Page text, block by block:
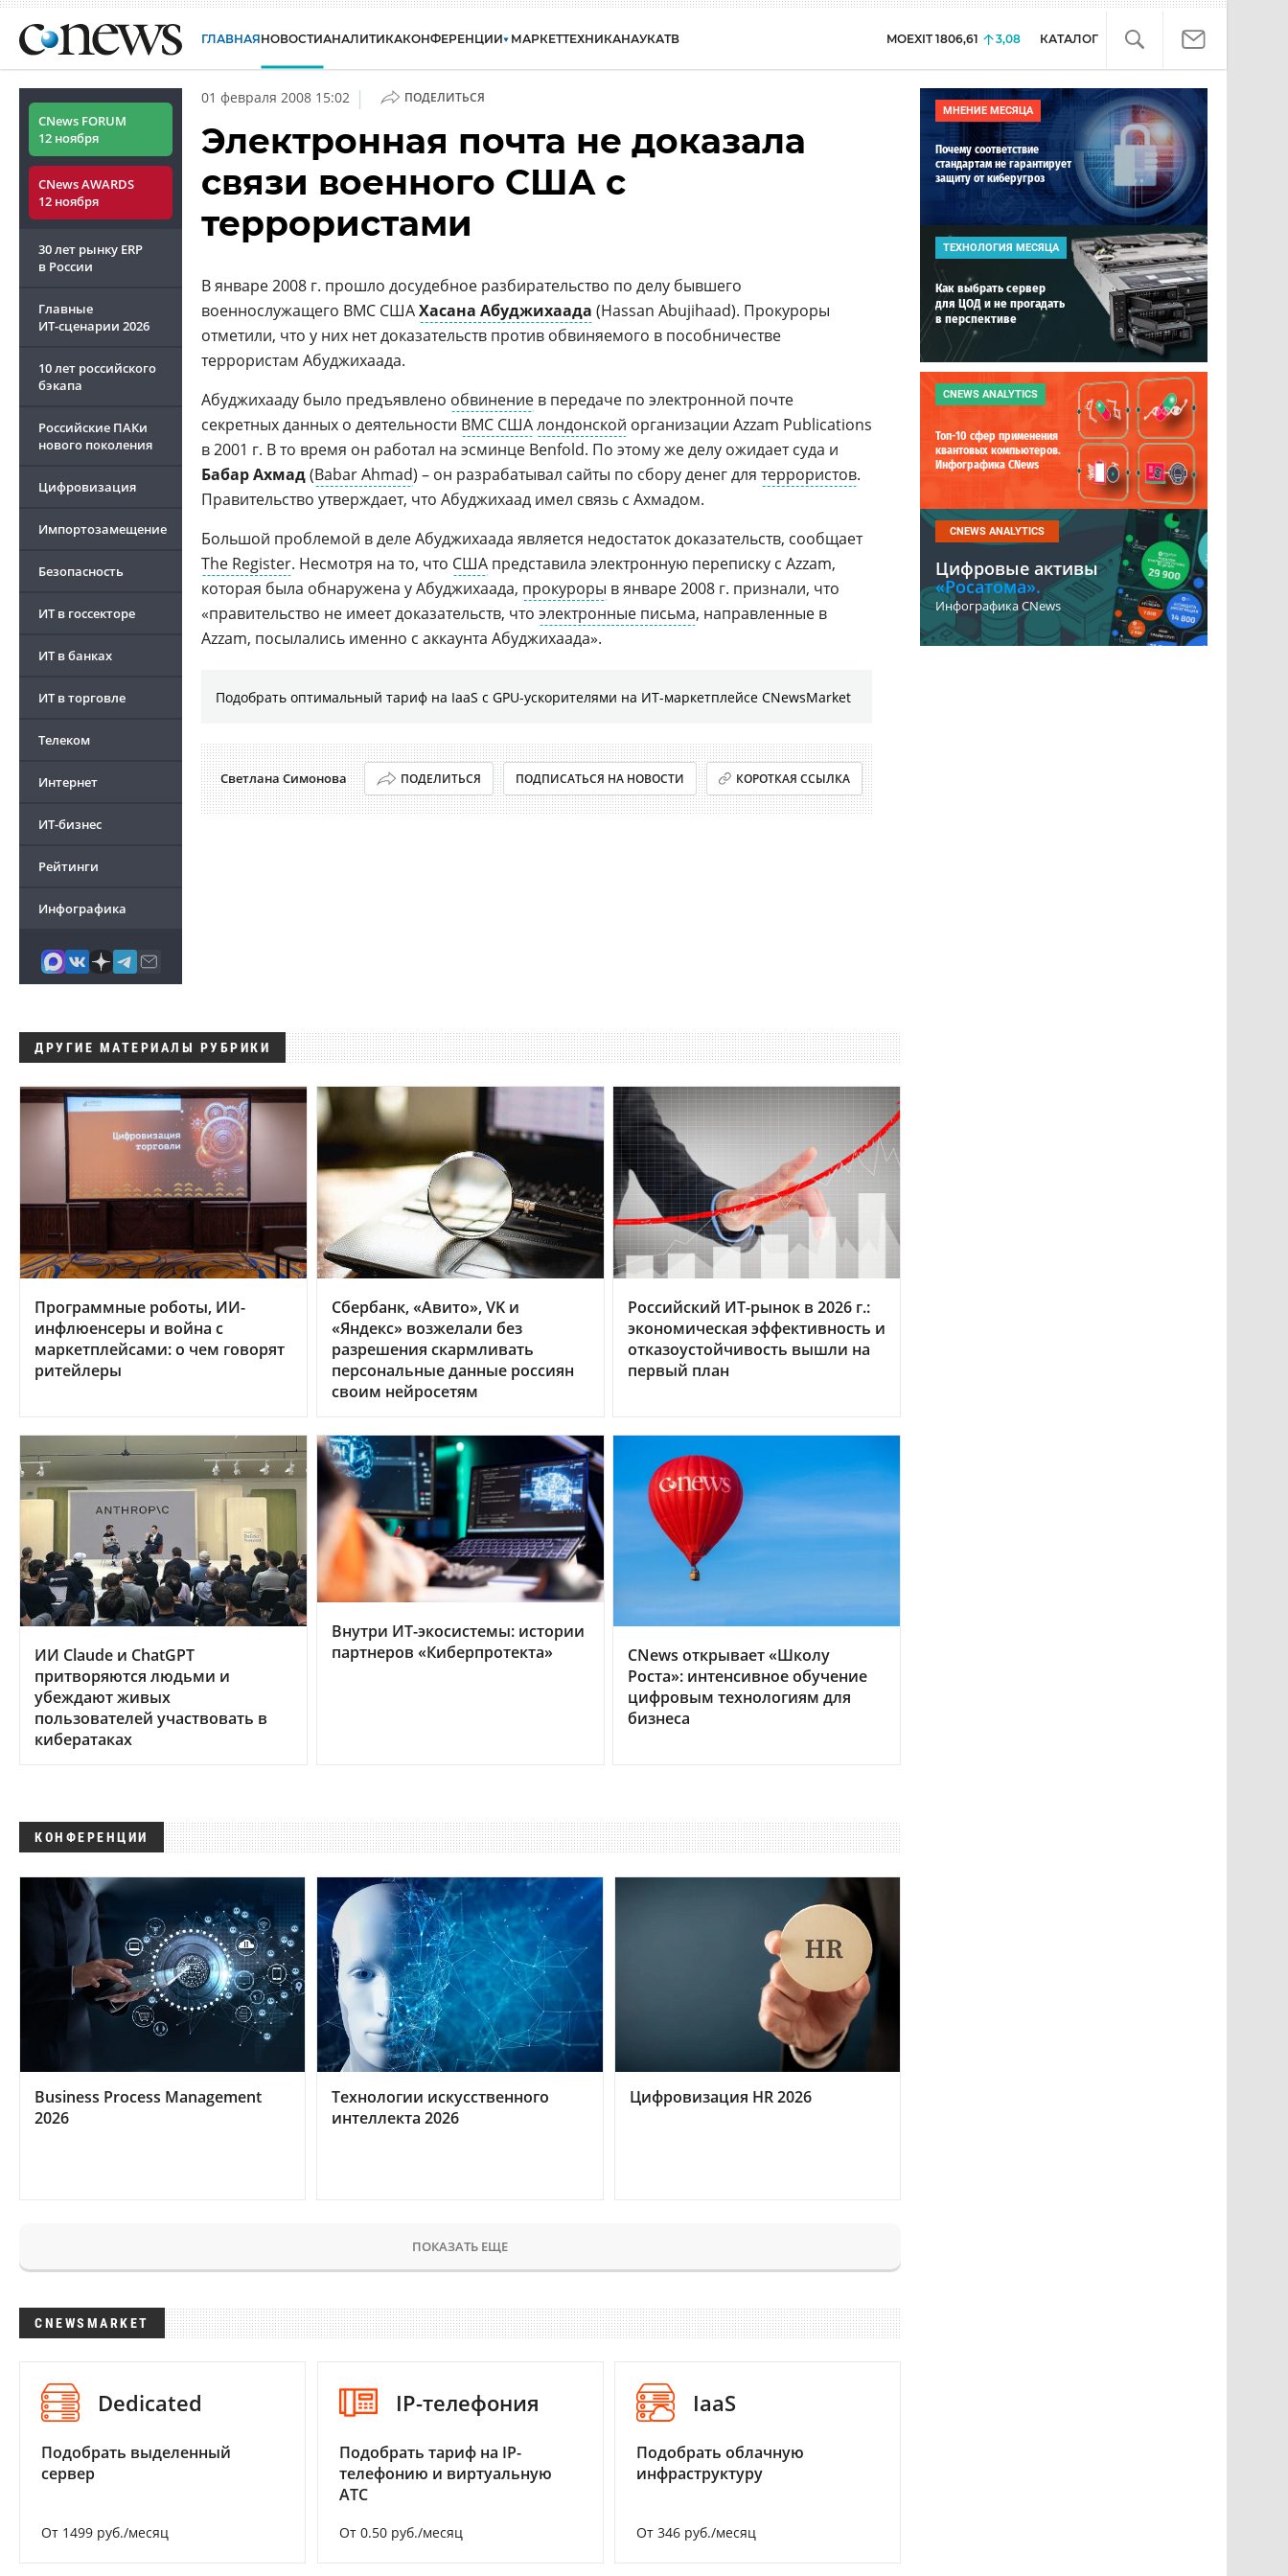
ГЛАВНАЯНОВОСТИАНАЛИТИКАКОНФЕРЕНЦИИ МАРКЕТТЕХНИКАНАУКАТВ MOEXIT 1806,61 3,08 КАТАЛОГ
CNews FORUM
12 ноября
CNews AWARDS
12 ноября
30 лет рынку ERP
в России
Главные
ИТ-сценарии 2026
10 лет российского
бэкапа
Российские ПАКи
нового поколения
Цифровизация
Импортозамещение
Безопасность
ИТ в госсекторе
ИТ в банках
ИТ в торговле
Телеком
Интернет
ИТ-бизнес
Рейтинги
Инфографика
01 февраля 2008 15:02 | ПОДЕЛИТЬСЯ
Электронная почта не доказала
связи военного США с
террористами
В январе 2008 г. прошло досудебное разбирательство по делу бывшего
военнослужащего ВМС СШАХасана Абуджихаада (Hassan Abujihaad). Прокуроры
отметили, что у них нет доказательств против обвиняемого в пособничестве
террористам Абуджихаада.
Абуджихааду было предъявлено обвинение в передаче по электронной почте
секретных данных о деятельности ВМС СШАлондонской организации Azzam Publications
в 2001 г. В то время он работал на эсминце Benfold. По этому же делу ожидает суда и
Бабар Ахмад(Babar Ahmad) – он разрабатывал сайты по сбору денег для террористов.
Правительство утверждает, что Абуджихаад имел связь с Ахмадом.
Большой проблемой в деле Абуджихаада является недостаток доказательств, сообщает
The Register. Несмотря на то, что США представила электронную переписку с Azzam,
которая была обнаружена у Абуджихаада, прокуроры в январе 2008 г. признали, что
«правительство не имеет доказательств, что электронные письма, направленные в
Azzam, посылались именно с аккаунта Абуджихаада».
Подобрать оптимальный тариф на IaaS с GPU-ускорителями на ИТ-маркетплейсе CNewsMarket
Светлана Симонова ПОДЕЛИТЬСЯ ПОДПИСАТЬСЯ НА НОВОСТИ КОРОТКАЯ ССЫЛКА
ДРУГИЕ МАТЕРИАЛЫ РУБРИКИ
Программные роботы, ИИ-
инфлюенсеры и война с
маркетплейсами: о чем говорят
ритейлеры
Сбербанк, «Авито», VK и
«Яндекс» возжелали без
разрешения скармливать
персональные данные россиян
своим нейросетям
Российский ИТ-рынок в 2026 г.:
экономическая эффективность и
отказоустойчивость вышли на
первый план
ИИ Claude и ChatGPT
притворяются людьми и
убеждают живых
пользователей участвовать в
кибератаках
Внутри ИТ-экосистемы: истории
партнеров «Киберпротекта»
CNews открывает «Школу
Роста»: интенсивное обучение
цифровым технологиям для
бизнеса
КОНФЕРЕНЦИИ
Business Process Management
2026
Технологии искусственного
интеллекта 2026
Цифровизация HR 2026
ПОКАЗАТЬ ЕЩЕ
CNEWSMARKET
Dedicated
Подобрать выделенный
сервер
От 1499 руб./месяц
IP-телефония
Подобрать тариф на IP-
телефонию и виртуальную
АТС
От 0.50 руб./месяц
IaaS
Подобрать облачную
инфраструктуру
От 346 руб./месяц
МНЕНИЕ МЕСЯЦА
Почему соответствие
стандартам не гарантирует
защиту от киберугроз
ТЕХНОЛОГИЯ МЕСЯЦА
Как выбрать сервер
для ЦОД и не прогадать
в перспективе
CNEWS ANALYTICS
Топ-10 сфер применения
квантовых компьютеров.
Инфографика CNews
CNEWS ANALYTICS
Цифровые активы
«Росатома».
Инфографика CNews